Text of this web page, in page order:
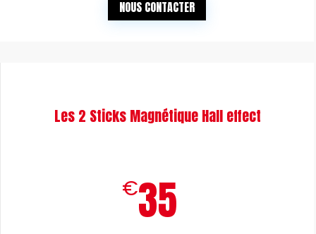
NOUS CONTACTER
Les 2 Sticks Magnétique Hall effect
€35